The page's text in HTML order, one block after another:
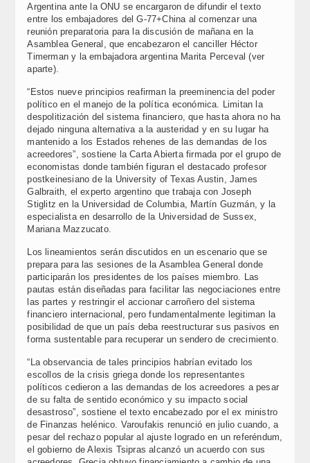
Argentina ante la ONU se encargaron de difundir el texto
entre los embajadores del G-77+China al comenzar una
reunión preparatoria para la discusión de mañana en la
Asamblea General, que encabezaron el canciller Héctor
Timerman y la embajadora argentina Marita Perceval (ver
aparte).
“Estos nueve principios reafirman la preeminencia del poder
político en el manejo de la política económica. Limitan la
despolitización del sistema financiero, que hasta ahora no ha
dejado ninguna alternativa a la austeridad y en su lugar ha
mantenido a los Estados rehenes de las demandas de los
acreedores”, sostiene la Carta Abierta firmada por el grupo de
economistas donde también figuran el destacado profesor
postkeinesiano de la University of Texas Austin, James
Galbraith, el experto argentino que trabaja con Joseph
Stiglitz en la Universidad de Columbia, Martín Guzmán, y la
especialista en desarrollo de la Universidad de Sussex,
Mariana Mazzucato.
Los lineamientos serán discutidos en un escenario que se
prepara para las sesiones de la Asamblea General donde
participarán los presidentes de los países miembro. Las
pautas están diseñadas para facilitar las negociaciones entre
las partes y restringir el accionar carroñero del sistema
financiero internacional, pero fundamentalmente legitiman la
posibilidad de que un país deba reestructurar sus pasivos en
forma sustentable para recuperar un sendero de crecimiento.
“La observancia de tales principios habrían evitado los
escollos de la crisis griega donde los representantes
políticos cedieron a las demandas de los acreedores a pesar
de su falta de sentido económico y su impacto social
desastroso”, sostiene el texto encabezado por el ex ministro
de Finanzas helénico. Varoufakis renunció en julio cuando, a
pesar del rechazo popular al ajuste logrado en un referéndum,
el gobierno de Alexis Tsipras alcanzó un acuerdo con sus